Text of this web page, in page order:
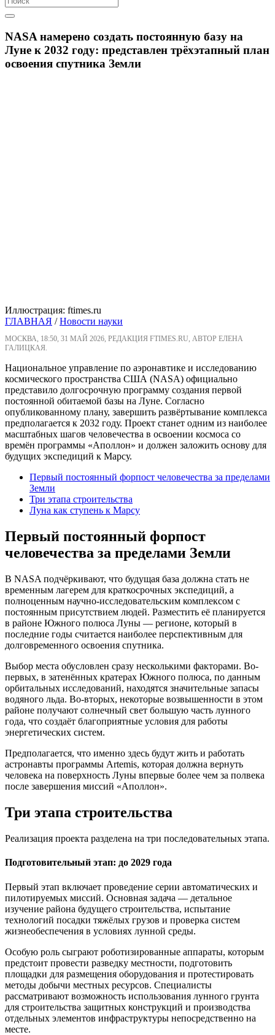
NASA намерено создать постоянную базу на
Луне к 2032 году: представлен трёхэтапный план
освоения спутника Земли
Иллюстрация: ftimes.ru
ГЛАВНАЯ /Новости науки
МОСКВА, 18:50, 31 МАЙ 2026, РЕДАКЦИЯ FTIMES.RU, АВТОР ЕЛЕНА
ГАЛИЦКАЯ.
Национальное управление по аэронавтике и исследованию
космического пространства США (NASA) официально
представило долгосрочную программу создания первой
постоянной обитаемой базы на Луне. Согласно
опубликованному плану, завершить развёртывание комплекса
предполагается к 2032 году. Проект станет одним из наиболее
масштабных шагов человечества в освоении космоса со
времён программы «Аполлон» и должен заложить основу для
будущих экспедиций к Марсу.
Первый постоянный форпост человечества за пределами
Земли
Три этапа строительства
Луна как ступень к Марсу
Первый постоянный форпост
человечества за пределами Земли
В NASA подчёркивают, что будущая база должна стать не
временным лагерем для краткосрочных экспедиций, а
полноценным научно-исследовательским комплексом с
постоянным присутствием людей. Разместить её планируется
в районе Южного полюса Луны — регионе, который в
последние годы считается наиболее перспективным для
долговременного освоения спутника.
Выбор места обусловлен сразу несколькими факторами. Во-
первых, в затенённых кратерах Южного полюса, по данным
орбитальных исследований, находятся значительные запасы
водяного льда. Во-вторых, некоторые возвышенности в этом
районе получают солнечный свет большую часть лунного
года, что создаёт благоприятные условия для работы
энергетических систем.
Предполагается, что именно здесь будут жить и работать
астронавты программы Artemis, которая должна вернуть
человека на поверхность Луны впервые более чем за полвека
после завершения миссий «Аполлон».
Три этапа строительства
Реализация проекта разделена на три последовательных этапа.
Подготовительный этап: до 2029 года
Первый этап включает проведение серии автоматических и
пилотируемых миссий. Основная задача — детальное
изучение района будущего строительства, испытание
технологий посадки тяжёлых грузов и проверка систем
жизнеобеспечения в условиях лунной среды.
Особую роль сыграют роботизированные аппараты, которым
предстоит провести разведку местности, подготовить
площадки для размещения оборудования и протестировать
методы добычи местных ресурсов. Специалисты
рассматривают возможность использования лунного грунта
для строительства защитных конструкций и производства
отдельных элементов инфраструктуры непосредственно на
месте.